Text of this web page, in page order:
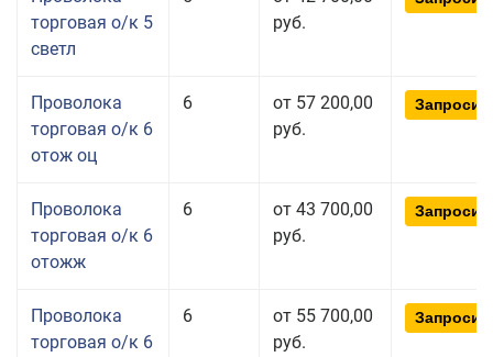
торговая о/к 5
светл
руб.
Проволока
торговая о/к 6
отож оц
6
от 57 200,00
руб.
Проволока
торговая о/к 6
отожж
6
от 43 700,00
руб.
Проволока
торговая о/к 6
6
от 55 700,00
руб.